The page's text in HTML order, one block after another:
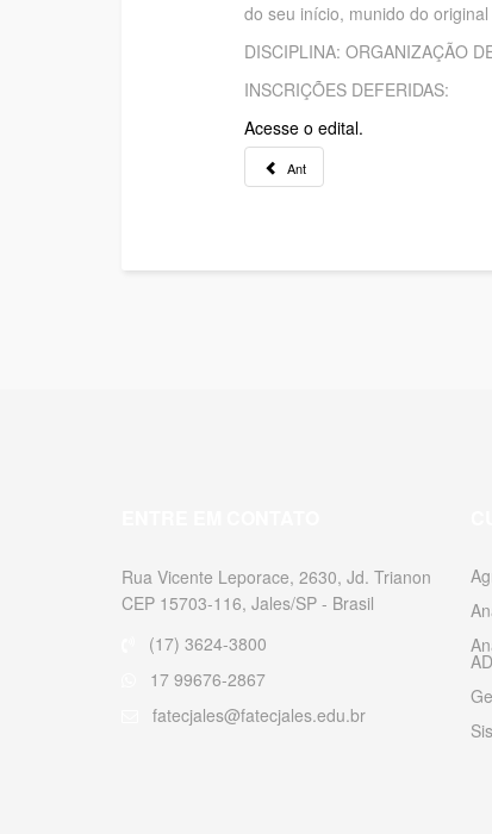
do seu início, munido do
DISCIPLINA: ORGANIZAÇÃO
INSCRIÇÕES DEFERIDAS:
Acesse o edital.
Ant
Rua Vicente Leporace, 2630, Jd. Trianon
CEP 15703-116, Jales/SP - Brasil
(17) 3624-3800
17 99676-2867
fatecjales@fatecjales.edu.br